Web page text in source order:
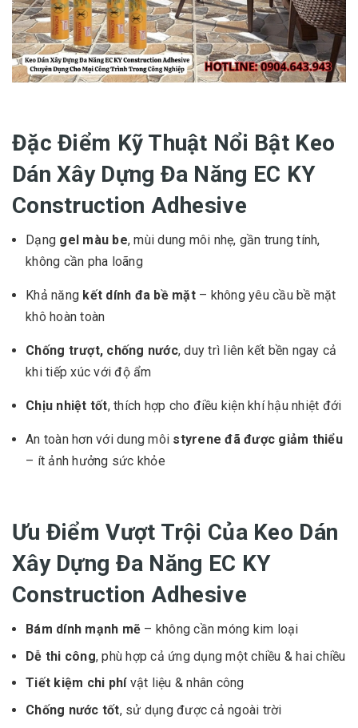
Đặc Điểm Kỹ Thuật Nổi Bật Keo
Dán Xây Dựng Đa Năng EC KY
Construction Adhesive
Dạng gel màu be, mùi dung môi nhẹ, gần trung tính,
không cần pha loãng
Khả năng kết dính đa bề mặt– không yêu cầu bề mặt
khô hoàn toàn
Chống trượt, chống nước, duy trì liên kết bền ngay cả
khi tiếp xúc với độ ẩm
Chịu nhiệt tốt, thích hợp cho điều kiện khí hậu nhiệt đới
An toàn hơn với dung môi styrene đã được giảm thiểu
– ít ảnh hưởng sức khỏe
Ưu Điểm Vượt Trội Của Keo Dán
Xây Dựng Đa Năng EC KY
Construction Adhesive
Bám dính mạnh mẽ – không cần móng kim loại
Dễ thi công, phù hợp cả ứng dụng một chiều & hai chiều
Tiết kiệm chi phívật liệu & nhân công
Chống nước tốt, sử dụng được cả ngoài trời